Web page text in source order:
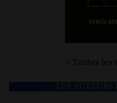
> Toutes les